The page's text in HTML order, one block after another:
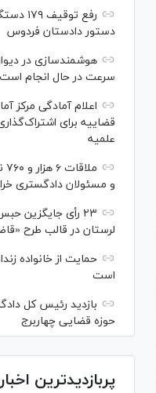
رفع
دستور دادستان فردوس
هوشمندسازی در
سرعت در حال انجام است
اعلام آمادگی مرکز
قضاییه برای
علمیه
و مسئولان دادگستری
۲۳ رأی جایگزین
لرستان در قالب طرح
حمایت از خانواده
است
بازدید رئیس کل
حوزه قضایی چهاربرج
پربازدیدترین اخبار